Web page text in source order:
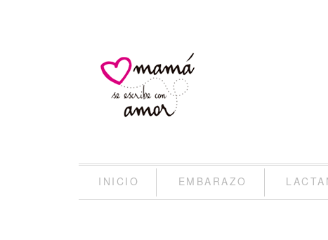
INICIO EMBARAZO